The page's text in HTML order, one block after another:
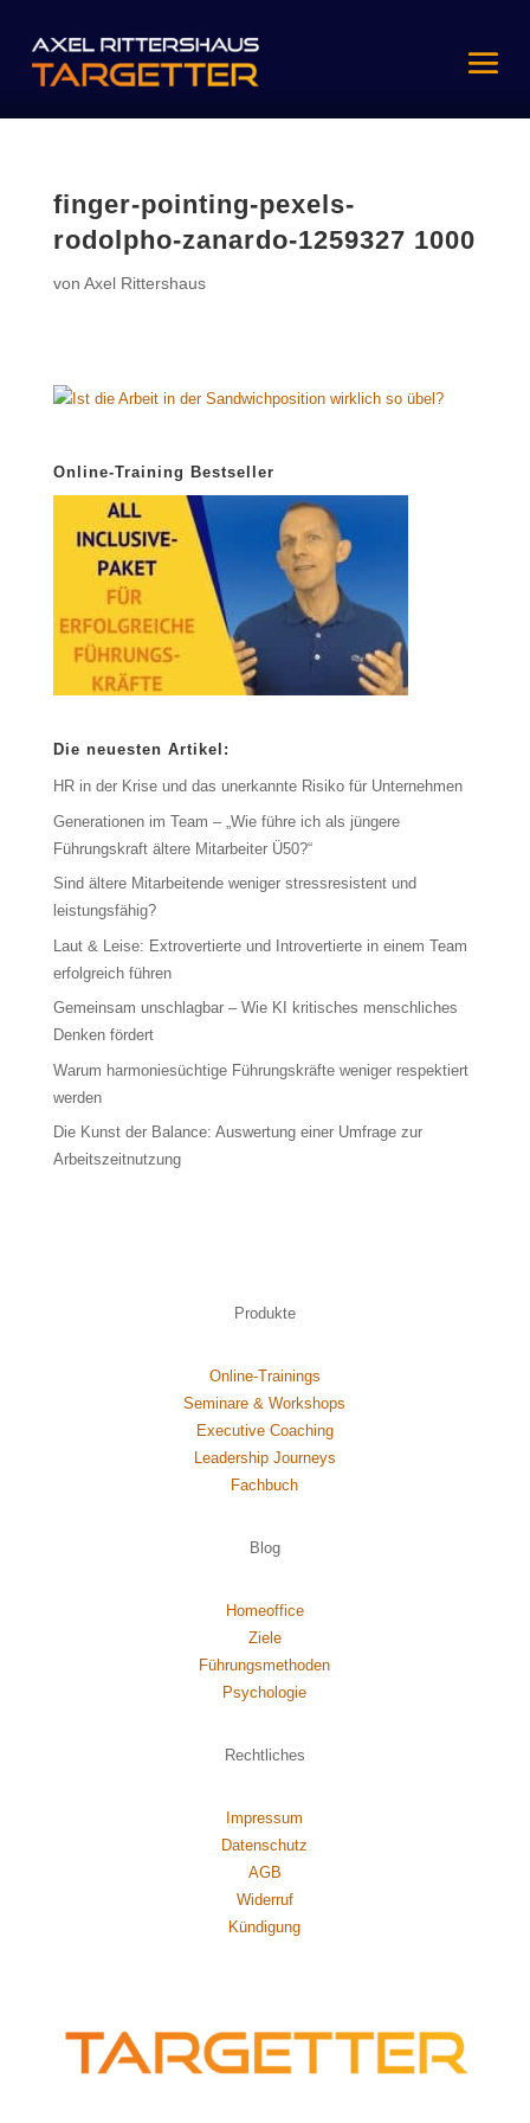
finger-pointing-pexels-
rodolpho-zanardo-1259327 1000
von Axel Rittershaus
Online-Training Bestseller
Die neuesten Artikel:
HR in der Krise und das unerkannte Risiko für Unternehmen
Generationen im Team – „Wie führe ich als jüngere
Führungskraft ältere Mitarbeiter Ü50?“
Sind ältere Mitarbeitende weniger stressresistent und
leistungsfähig?
Laut & Leise: Extrovertierte und Introvertierte in einem Team
erfolgreich führen
Gemeinsam unschlagbar – Wie KI kritisches menschliches
Denken fördert
Warum harmoniesüchtige Führungskräfte weniger respektiert
werden
Die Kunst der Balance: Auswertung einer Umfrage zur
Arbeitszeitnutzung
Produkte
Online-Trainings
Seminare & Workshops
Executive Coaching
Leadership Journeys
Fachbuch
Blog
Homeoffice
Ziele
Führungsmethoden
Psychologie
Rechtliches
Impressum
Datenschutz
AGB
Widerruf
Kündigung